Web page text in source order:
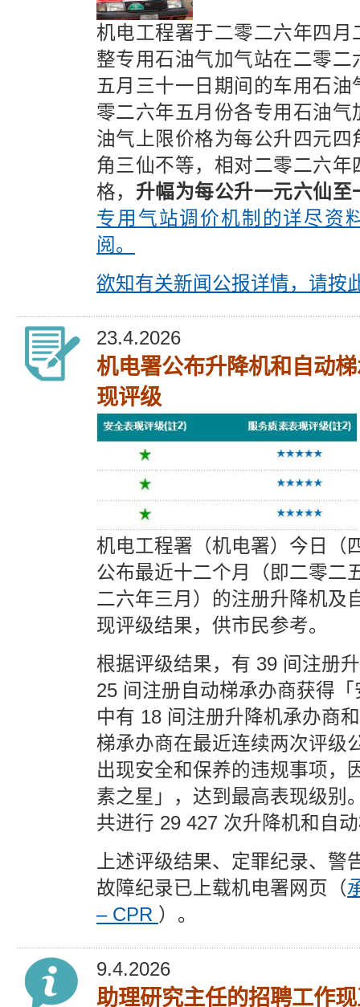
机电工程署于二零二六年四月
整专用石油气加气站在二零二
五月三十一日期间的车用石油
零二六年五月份各专用石油气
油气上限价格为每公升四元四
角三仙不等，相对二零二六年
格， 升幅为每公升一元六仙至
专用气站调价机制的详尽资
阅。
欲知有关新闻公报详情，请按
23.4.2026
机电署公布升降机和自动
现评级
机电工程署（机电署）今日（
公布最近十二个月（即二零二
二六年三月）的注册升降机及
现评级结果，供市民参考。
根据评级结果，有 39 间注册
25 间注册自动梯承办商获得
中有 18 间注册升降机承办商
梯承办商在最近连续两次评级
出现安全和保养的违规事项，
素之星」，达到最高表现级别
共进行 29 427 次升降机和自
上述评级结果、定罪纪录、警
故障纪录已上载机电署网页（
– CPR ）。
9.4.2026
助理研究主任的招聘工作